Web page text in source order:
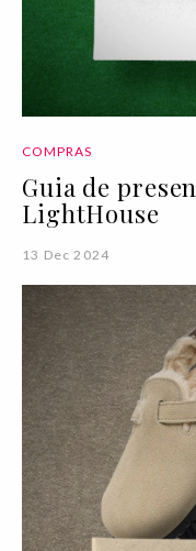
COMPRAS
Guia de
LightHouse
13 Dec 2024